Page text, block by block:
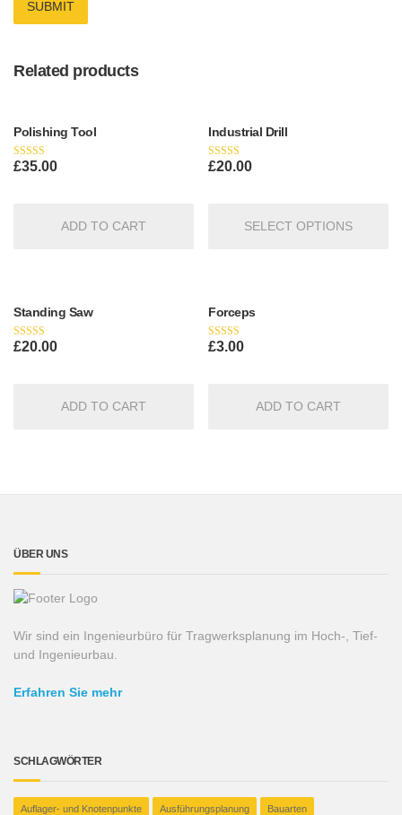
Related products
Polishing Tool
Rated
£35.00
ADD TO CART
Industrial Drill
Rated
£20.00
SELECT OPTIONS
Standing Saw
Rated
£20.00
ADD TO CART
Forceps
Rated
£3.00
ADD TO CART
ÜBER UNS
Wir sind ein Ingenieurbüro für Tragwerksplanung im Hoch-, Tief-
und Ingenieurbau.
Erfahren Sie mehr
SCHLAGWÖRTER
Auflager- und Knotenpunkte Ausführungsplanung Bauarten